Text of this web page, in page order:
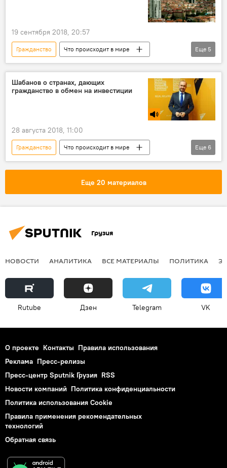
19 сентября 2018, 20:57
Гражданство
Что происходит в мире
В мире
Политика
НОВОСТИ
Турция
Реджеп Тайип Эрдоган
Еще 5
Шабанов о странах, дающих
гражданство в обмен на инвестиции
28 августа 2018, 11:00
Гражданство
Что происходит в мире
Радио
В мире
Политика
ЭКОНОМИКА
Еще 6
Еще 20 материалов
Грузия
НОВОСТИ АНАЛИТИКА ВСЕ МАТЕРИАЛЫ ПОЛИТИКА
Rutube Дзен Telegram VK
О проекте Контакты Правила использования
Реклама Пресс-релизы
Пресс-центр Sputnik Грузия RSS
Новости компаний Политика конфиденциальности
Политика использования Cookie
Правила применения рекомендательных
технологий
Обратная связь